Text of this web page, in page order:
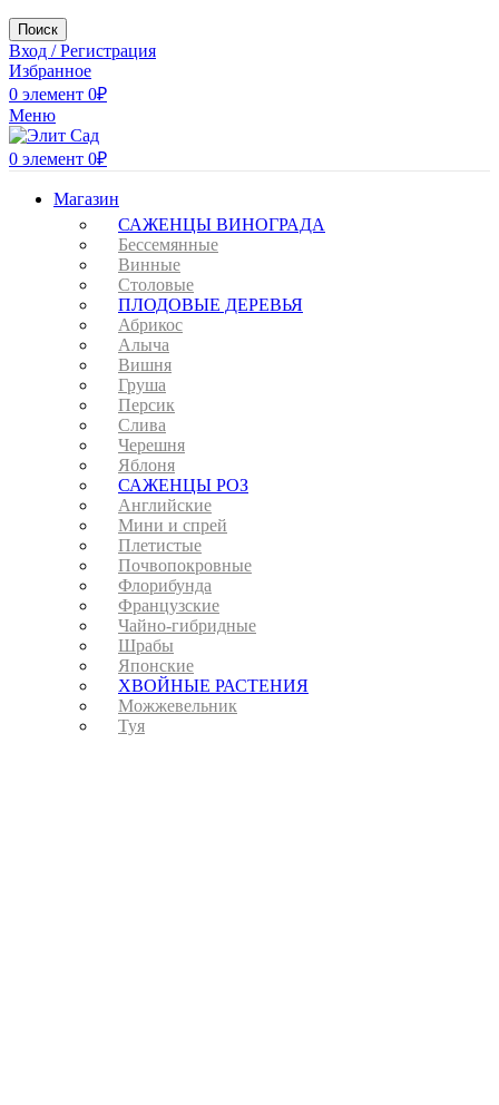
Поиск
Вход / Регистрация
Избранное
0 элемент 0₽
Меню
0 элемент 0₽
Магазин
САЖЕНЦЫ ВИНОГРАДА
Бессемянные
Винные
Столовые
ПЛОДОВЫЕ ДЕРЕВЬЯ
Абрикос
Алыча
Вишня
Груша
Персик
Слива
Черешня
Яблоня
САЖЕНЦЫ РОЗ
Английские
Мини и спрей
Плетистые
Почвопокровные
Флорибунда
Французские
Чайно-гибридные
Шрабы
Японские
ХВОЙНЫЕ РАСТЕНИЯ
Можжевельник
Туя